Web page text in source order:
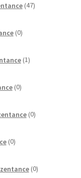
47izdelkov
0izdelkov
1izdelek
0izdelkov
0izdelkov
0izdelkov
0izdelkov